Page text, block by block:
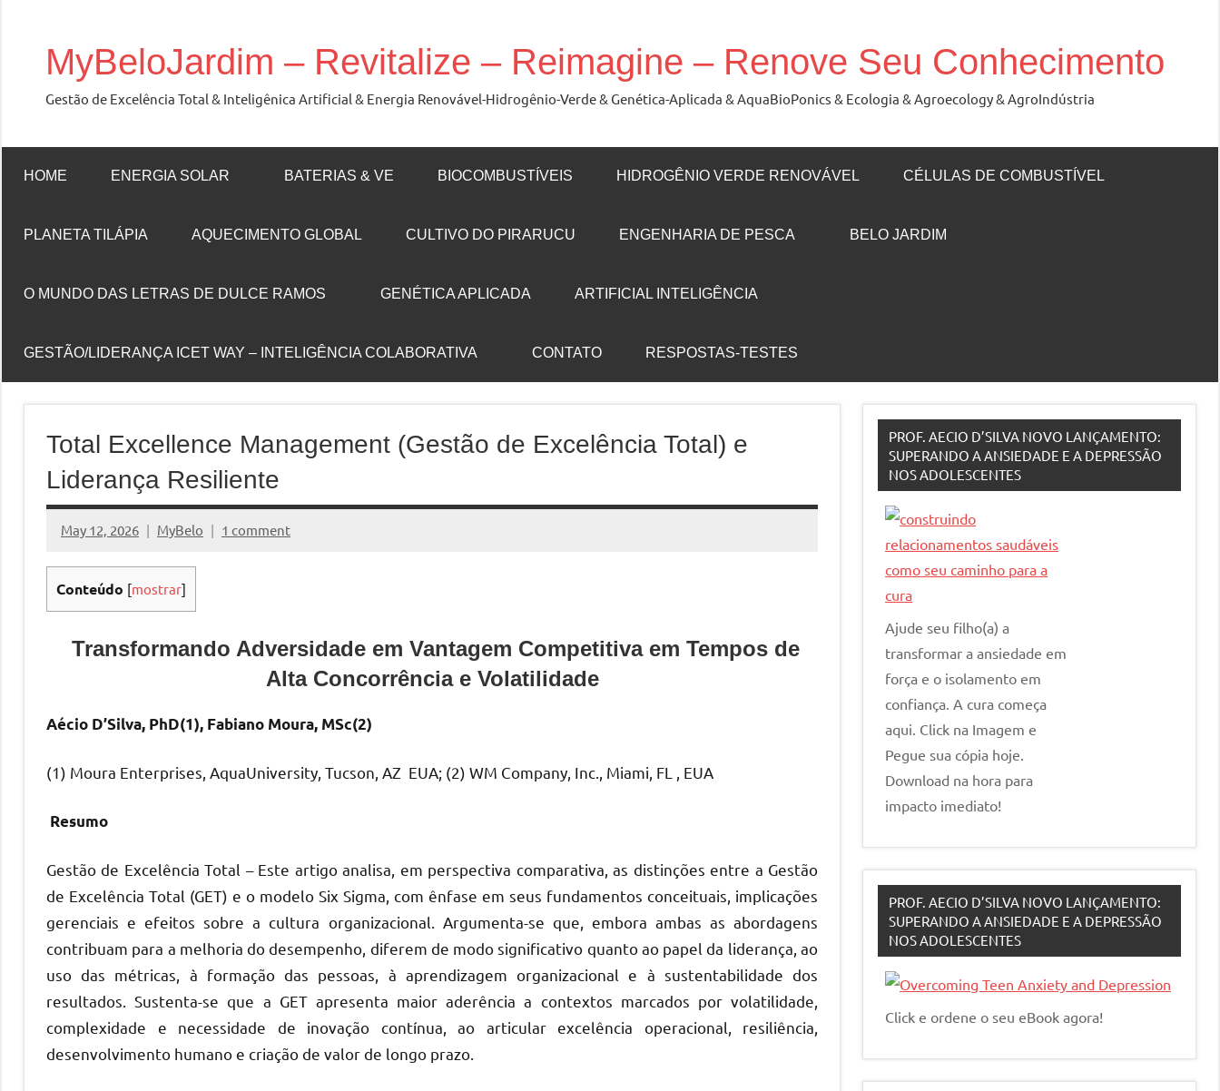
MyBeloJardim – Revitalize – Reimagine – Renove Seu Conhecimento
Gestão de Excelência Total & Inteligênica Artificial & Energia Renovável-Hidrogênio-Verde & Genética-Aplicada & AquaBioPonics & Ecologia & Agroecology & AgroIndústria
HOME ENERGIA SOLAR BATERIAS & VE BIOCOMBUSTÍVEIS HIDROGÊNIO VERDE RENOVÁVEL CÉLULAS DE COMBUSTÍVEL
PLANETA TILÁPIA AQUECIMENTO GLOBAL CULTIVO DO PIRARUCU ENGENHARIA DE PESCA BELO JARDIM
O MUNDO DAS LETRAS DE DULCE RAMOS GENÉTICA APLICADA ARTIFICIAL INTELIGÊNCIA
GESTÃO/LIDERANÇA ICET WAY – INTELIGÊNCIA COLABORATIVA CONTATO RESPOSTAS-TESTES
Total Excellence Management (Gestão de Excelência Total) e
Liderança Resiliente
May 12, 2026 MyBelo 1 comment
Conteúdo [mostrar]
Transformando Adversidade em Vantagem Competitiva em Tempos de
Alta Concorrência e Volatilidade
Aécio D’Silva, PhD(1), Fabiano Moura, MSc(2)
(1) Moura Enterprises, AquaUniversity, Tucson, AZ EUA; (2) WM Company, Inc., Miami, FL , EUA
Resumo
Gestão de Excelência Total – Este artigo analisa, em perspectiva comparativa, as distinções entre a Gestão
de Excelência Total (GET) e o modelo Six Sigma, com ênfase em seus fundamentos conceituais, implicações
gerenciais e efeitos sobre a cultura organizacional. Argumenta-se que, embora ambas as abordagens
contribuam para a melhoria do desempenho, diferem de modo significativo quanto ao papel da liderança, ao
uso das métricas, à formação das pessoas, à aprendizagem organizacional e à sustentabilidade dos
resultados. Sustenta-se que a GET apresenta maior aderência a contextos marcados por volatilidade,
complexidade e necessidade de inovação contínua, ao articular excelência operacional, resiliência,
desenvolvimento humano e criação de valor de longo prazo.
PROF. AECIO D’SILVA NOVO LANÇAMENTO:
SUPERANDO A ANSIEDADE E A DEPRESSÃO
NOS ADOLESCENTES
Ajude seu filho(a) a
transformar a ansiedade em
força e o isolamento em
confiança. A cura começa
aqui. Click na Imagem e
Pegue sua cópia hoje.
Download na hora para
impacto imediato!
PROF. AECIO D’SILVA NOVO LANÇAMENTO:
SUPERANDO A ANSIEDADE E A DEPRESSÃO
NOS ADOLESCENTES
Click e ordene o seu eBook agora!